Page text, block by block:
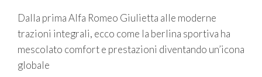
Dalla prima Alfa Romeo Giulietta alle moderne
trazioni integrali, ecco come la berlina sportiva ha
mescolato comfort e prestazioni diventando un’icona
globale